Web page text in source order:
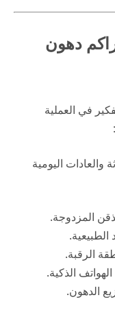
دهون
في العملية
والعادات اليومية
المزدوجة.
الرقبة.
الذكية.
الدهون.